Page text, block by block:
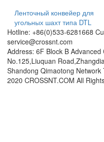
Ленточный конвейер для
угольных шахт типа DTL
Hotline: +86(0)533-6281668
service@crossnt.com
Address: 6F Block B
No.125,Liuquan
Shandong Qimaotong
2020 CROSSNT.COM All